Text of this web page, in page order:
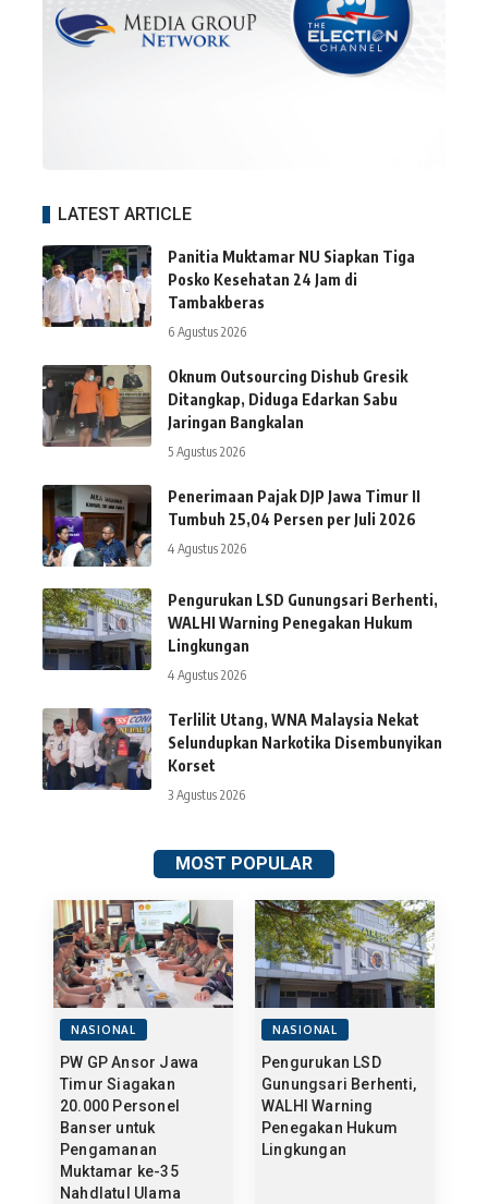
LATEST ARTICLE
Panitia Muktamar NU Siapkan Tiga
Posko Kesehatan 24 Jam di
Tambakberas
6 Agustus 2026
Oknum Outsourcing Dishub Gresik
Ditangkap, Diduga Edarkan Sabu
Jaringan Bangkalan
5 Agustus 2026
Penerimaan Pajak DJP Jawa Timur II
Tumbuh 25,04 Persen per Juli 2026
4 Agustus 2026
Pengurukan LSD Gunungsari Berhenti,
WALHI Warning Penegakan Hukum
Lingkungan
4 Agustus 2026
Terlilit Utang, WNA Malaysia Nekat
Selundupkan Narkotika Disembunyikan
Korset
3 Agustus 2026
MOST POPULAR
NASIONAL
PW GP Ansor Jawa
Timur Siagakan
20.000 Personel
Banser untuk
Pengamanan
Muktamar ke-35
Nahdlatul Ulama
NASIONAL
Pengurukan LSD
Gunungsari Berhenti,
WALHI Warning
Penegakan Hukum
Lingkungan